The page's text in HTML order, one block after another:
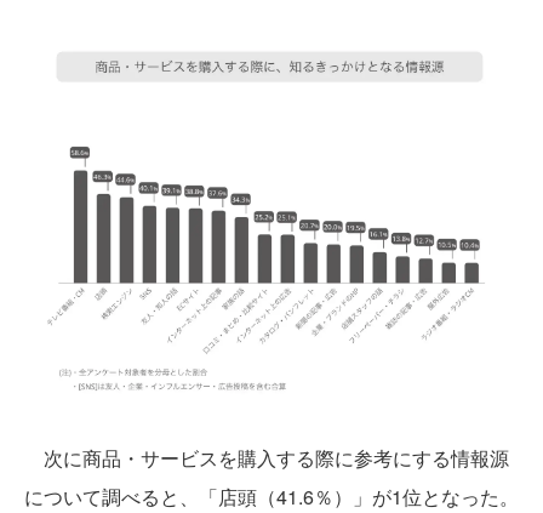
次に商品・サービスを購入する際に参考にする情報源
について調べると、「店頭（41.6％）」が1位となった。